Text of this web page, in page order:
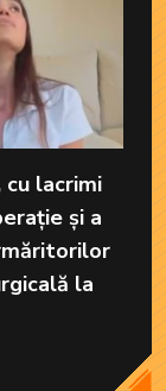
cu lacrimi
și a
la